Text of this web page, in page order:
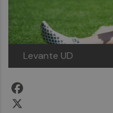
Levante UD